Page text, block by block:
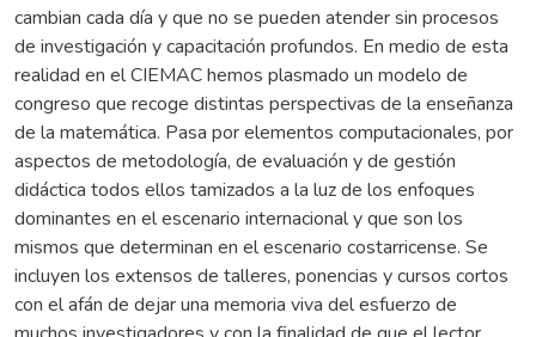
cambian cada día y que no se pueden atender sin procesos
de investigación y capacitación profundos. En medio de esta
realidad en el CIEMAC hemos plasmado un modelo de
congreso que recoge distintas perspectivas de la enseñanza
de la matemática. Pasa por elementos computacionales, por
aspectos de metodología, de evaluación y de gestión
didáctica todos ellos tamizados a la luz de los enfoques
dominantes en el escenario internacional y que son los
mismos que determinan en el escenario costarricense. Se
incluyen los extensos de talleres, ponencias y cursos cortos
con el afán de dejar una memoria viva del esfuerzo de